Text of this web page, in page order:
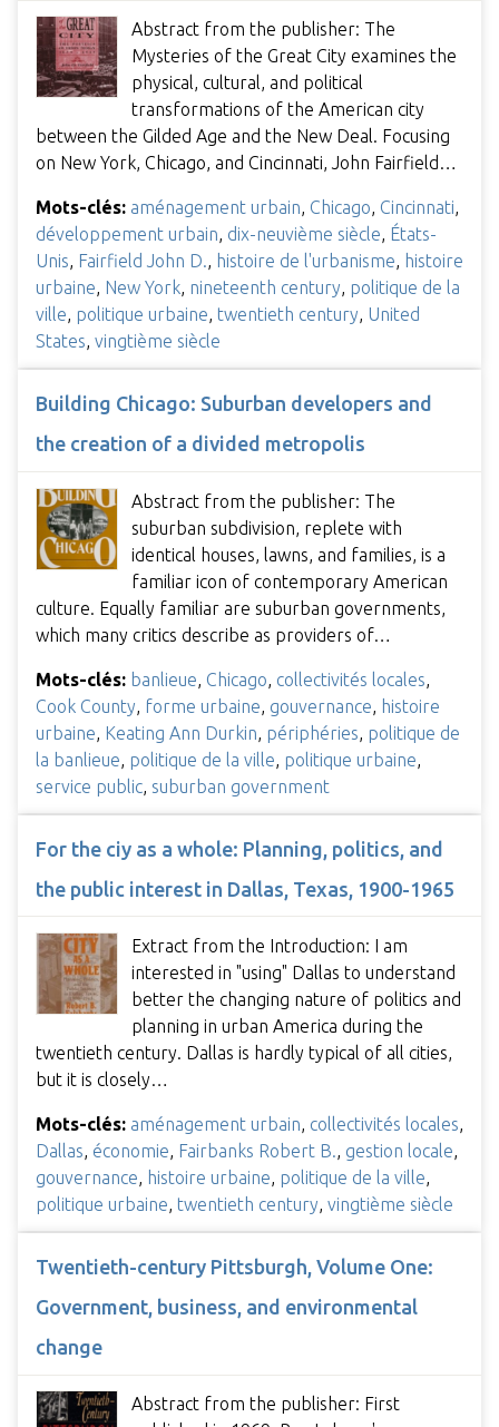
Abstract from the publisher: The
Mysteries of the Great City examines the
physical, cultural, and political
transformations of the American city
between the Gilded Age and the New Deal. Focusing
on New York, Chicago, and Cincinnati, John Fairfield…
Mots-clés: aménagement urbain, Chicago, Cincinnati,
développement urbain, dix-neuvième siècle, États-
Unis, Fairfield John D., histoire de l'urbanisme, histoire
urbaine, New York, nineteenth century, politique de la
ville, politique urbaine, twentieth century, United
States, vingtième siècle
Building Chicago: Suburban developers and
the creation of a divided metropolis
Abstract from the publisher: The
suburban subdivision, replete with
identical houses, lawns, and families, is a
familiar icon of contemporary American
culture. Equally familiar are suburban governments,
which many critics describe as providers of…
Mots-clés: banlieue Chicago collectivités locales
Cook County forme urbaine gouvernance
histoire
urbaine Keating Ann Durkin périphéries politique de
la banlieue politique de la ville politique urbaine
service public suburban government
For the ciy as a whole: Planning, politics, and
the public interest in Dallas, Texas, 1900-1965
Extract from the Introduction: I am
interested in "using" Dallas to understand
better the changing nature of politics and
planning in urban America during the
twentieth century. Dallas is hardly typical of all cities,
but it is closely…
Mots-clés: aménagement urbain, collectivités locales,
Dallas, économie, Fairbanks Robert B., gestion locale,
gouvernance, histoire urbaine, politique de la ville,
politique urbaine, twentieth century, vingtième siècle
Twentieth-century Pittsburgh, Volume One:
Government, business, and environmental
change
Abstract from the publisher: First